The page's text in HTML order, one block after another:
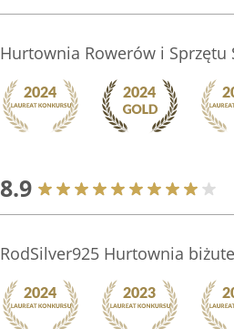
Hurtownia Rowerów i Sprzętu
8.9
RodSilver925 Hurtownia